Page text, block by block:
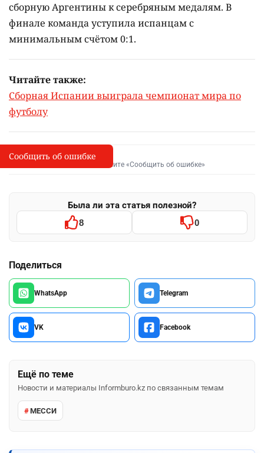
сборную Аргентины к серебряным медалям. В
финале команда уступила испанцам с
минимальным счётом 0:1.
Читайте также:
Сборная Испании выиграла чемпионат мира по
футболу
I
Сообщить об опечатке
Выделите фрагмент и нажмите «Сообщить об ошибке»
Была ли эта статья полезной?
8 0
Поделиться
WhatsApp Telegram
VK Facebook
Ещё по теме
Новости и материалы Informburo.kz по связанным темам
МЕССИ
Сообщить об ошибке